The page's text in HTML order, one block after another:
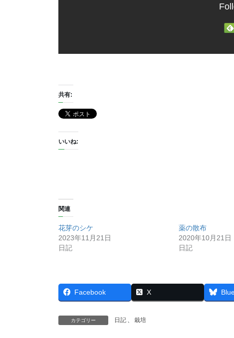
共有:
いいね:
関連
花芽のシケ
2023年11月21日
日記
薬の散布
2020年10月21日
日記
Facebook X
カテゴリー 日記 、 栽培